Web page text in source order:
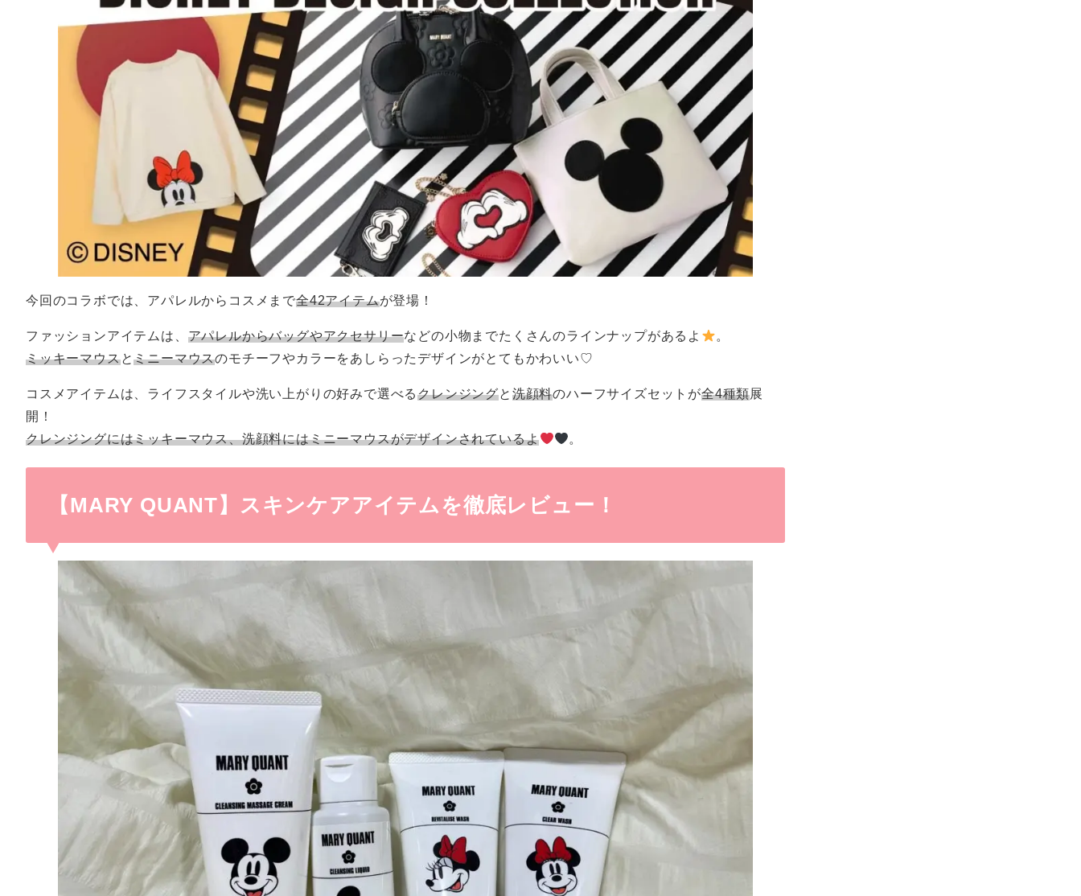
今回のコラボでは、アパレルからコスメまで全42アイテムが登場！
ファッションアイテムは、 アパレルからバッグやアクセサリーなどの小物までたくさんのラインナップがあるよ
。
ミッキーマウスとミニーマウスのモチーフやカラーをあしらったデザインがとてもかわいい♡
コスメアイテムは、ライフスタイルや洗い上がりの好みで選べるクレンジングと 洗顔料のハーフサイズセットが全4種類展
開！
クレンジングにはミッキーマウス、洗顔料にはミニーマウスがデザインされているよ
。
【MARY QUANT】スキンケアアイテムを徹底レビュー！